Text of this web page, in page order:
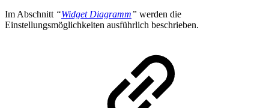
Im Abschnitt “Widget Diagramm” werden die
Einstellungsmöglichkeiten ausführlich beschrieben.